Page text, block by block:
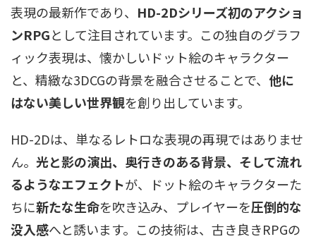
表現の最新作であり、 HD-2Dシリーズ初のアクショ
ンRPGとして注目されています。この独自のグラフ
ィック表現は、懐かしいドット絵のキャラクター
と、精緻な3DCGの背景を融合させることで、 他に
はない美しい世界観を創り出しています。
HD-2Dは、単なるレトロな表現の再現ではありませ
ん。 光と影の演出、奥行きのある背景、そして流れ
るようなエフェクトが、ドット絵のキャラクターた
ちに新たな生命を吹き込み、プレイヤーを圧倒的な
没入感へと誘います。この技術は、古き良きRPGの